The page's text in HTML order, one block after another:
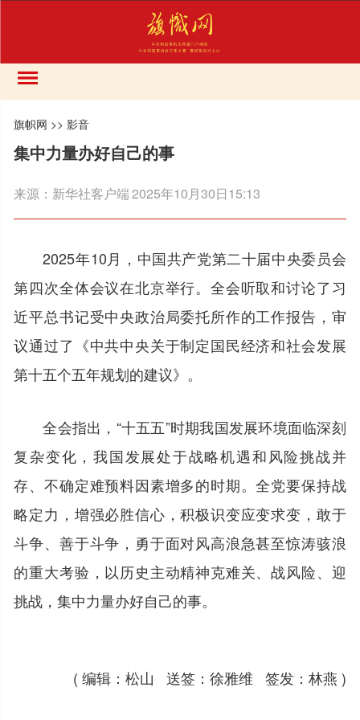
旗帜网 >>影音
集中力量办好自己的事
来源： 新华社客户端2025年10月30日15:13
2025年10月，中国共产党第二十届中央委员会
第四次全体会议在北京举行。全会听取和讨论了习
近平总书记受中央政治局委托所作的工作报告，审
议通过了《中共中央关于制定国民经济和社会发展
第十五个五年规划的建议》。
全会指出，“十五五”时期我国发展环境面临深刻
复杂变化，我国发展处于战略机遇和风险挑战并
存、不确定难预料因素增多的时期。全党要保持战
略定力，增强必胜信心，积极识变应变求变，敢于
斗争、善于斗争，勇于面对风高浪急甚至惊涛骇浪
的重大考验，以历史主动精神克难关、战风险、迎
挑战，集中力量办好自己的事。
( 编辑：松山 送签：徐雅维 签发：林燕 )